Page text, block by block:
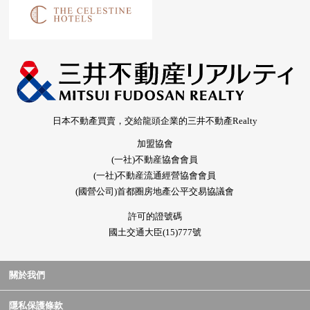
日本不動產買賣，交給龍頭企業的三井不動產Realty
加盟協會
(一社)不動産協會會員
(一社)不動産流通經營協會會員
(國營公司)首都圈房地產公平交易協議會
許可的證號碼
國土交通大臣(15)777號
關於我們
隱私保護條款